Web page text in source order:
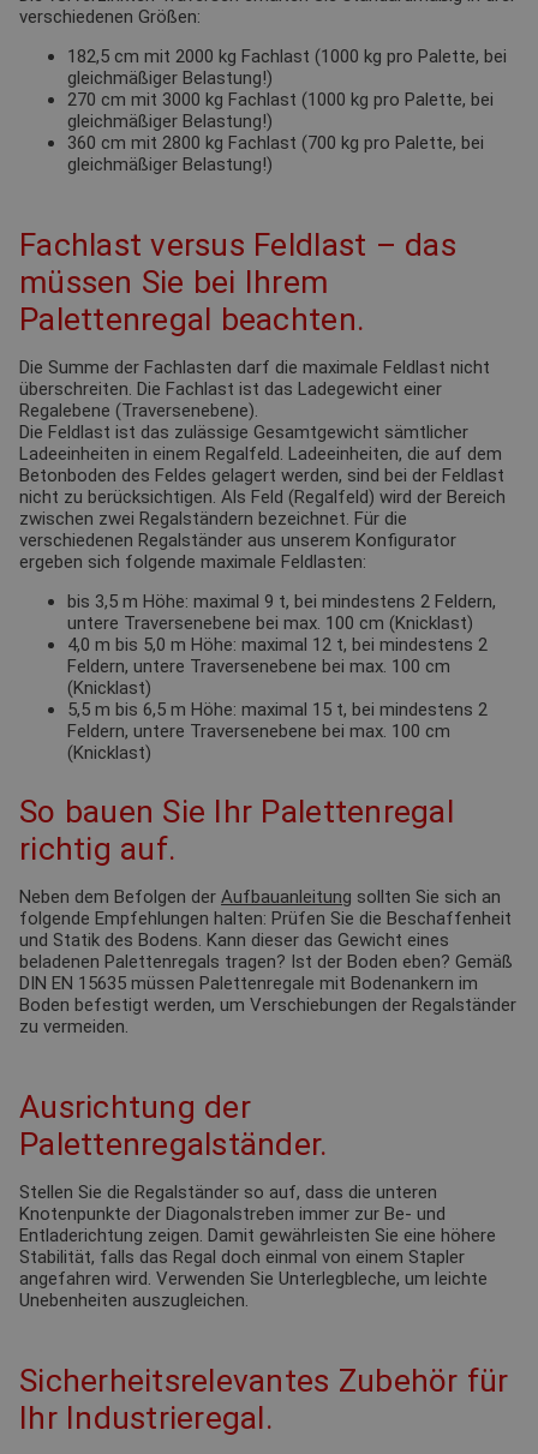
verschiedenen Größen:
182,5 cm mit 2000 kg Fachlast (1000 kg pro Palette, bei
gleichmäßiger Belastung!)
270 cm mit 3000 kg Fachlast (1000 kg pro Palette, bei
gleichmäßiger Belastung!)
360 cm mit 2800 kg Fachlast (700 kg pro Palette, bei
gleichmäßiger Belastung!)
Fachlast versus Feldlast – das
müssen Sie bei Ihrem
Palettenregal beachten.
Die Summe der Fachlasten darf die maximale Feldlast nicht
überschreiten. Die Fachlast ist das Ladegewicht einer
Regalebene (Traversenebene).
Die Feldlast ist das zulässige Gesamtgewicht sämtlicher
Ladeeinheiten in einem Regalfeld. Ladeeinheiten, die auf dem
Betonboden des Feldes gelagert werden, sind bei der Feldlast
nicht zu berücksichtigen. Als Feld (Regalfeld) wird der Bereich
zwischen zwei Regalständern bezeichnet. Für die
verschiedenen Regalständer aus unserem Konfigurator
ergeben sich folgende maximale Feldlasten:
bis 3,5 m Höhe: maximal 9 t, bei mindestens 2 Feldern,
untere Traversenebene bei max. 100 cm (Knicklast)
4,0 m bis 5,0 m Höhe: maximal 12 t, bei mindestens 2
Feldern, untere Traversenebene bei max. 100 cm
(Knicklast)
5,5 m bis 6,5 m Höhe: maximal 15 t, bei mindestens 2
Feldern, untere Traversenebene bei max. 100 cm
(Knicklast)
So bauen Sie Ihr Palettenregal
richtig auf.
Neben dem Befolgen der Aufbauanleitung sollten Sie sich an
folgende Empfehlungen halten: Prüfen Sie die Beschaffenheit
und Statik des Bodens. Kann dieser das Gewicht eines
beladenen Palettenregals tragen? Ist der Boden eben? Gemäß
DIN EN 15635 müssen Palettenregale mit Bodenankern im
Boden befestigt werden, um Verschiebungen der Regalständer
zu vermeiden.
Ausrichtung der
Palettenregalständer.
Stellen Sie die Regalständer so auf, dass die unteren
Knotenpunkte der Diagonalstreben immer zur Be- und
Entladerichtung zeigen. Damit gewährleisten Sie eine höhere
Stabilität, falls das Regal doch einmal von einem Stapler
angefahren wird. Verwenden Sie Unterlegbleche, um leichte
Unebenheiten auszugleichen.
Sicherheitsrelevantes Zubehör für
Ihr Industrieregal.